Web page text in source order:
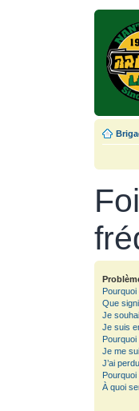
Pourquoi
Que
Je
Je suis
Je me
J’ai
À quoi